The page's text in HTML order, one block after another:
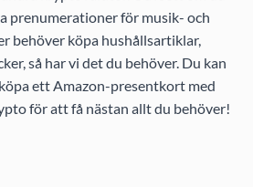
prenumerationer för musik- och
behöver köpa hushållsartiklar,
så har vi det du behöver. Du kan
ett Amazon-presentkort med
för att få nästan allt du behöver!